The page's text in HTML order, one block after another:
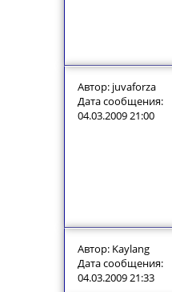
Автор: juvaforza
Дата сообщения:
04.03.2009 21:00
Автор: Kaylang
Дата сообщения:
04.03.2009 21:33